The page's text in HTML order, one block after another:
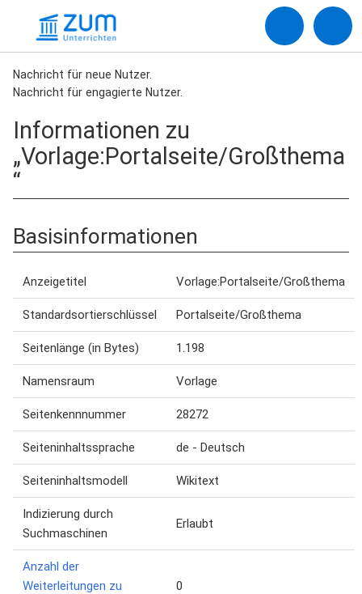
Nachricht für neue Nutzer.
Nachricht für engagierte Nutzer.
Informationen zu
„Vorlage:Portalseite/Großthema
“
Basisinformationen
Anzeigetitel Vorlage:Portalseite/Großthema
Standardsortierschlüssel Portalseite/Großthema
Seitenlänge (in Bytes) 1.198
Namensraum Vorlage
Seitenkennnummer 28272
Seiteninhaltssprache de - Deutsch
Seiteninhaltsmodell Wikitext
Indizierung durch
Suchmaschinen
Erlaubt
Anzahl der
Weiterleitungen zu
0